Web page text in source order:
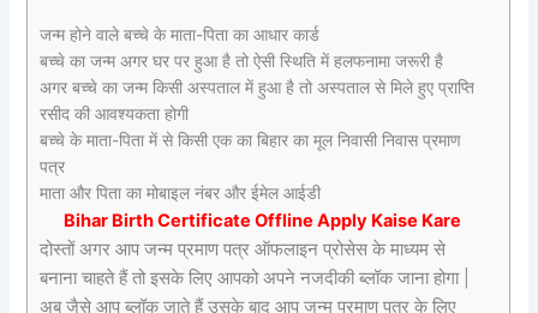
जन्म होने वाले बच्चे के माता-पिता का आधार कार्ड
बच्चे का जन्म अगर घर पर हुआ है तो ऐसी स्थिति में हलफनामा जरूरी है
अगर बच्चे का जन्म किसी अस्पताल में हुआ है तो अस्पताल से मिले हुए प्राप्ति
रसीद की आवश्यकता होगी
बच्चे के माता-पिता में से किसी एक का बिहार का मूल निवासी निवास प्रमाण
पत्र
माता और पिता का मोबाइल नंबर और ईमेल आईडी
Bihar Birth Certificate Offline Apply Kaise Kare
दोस्तों अगर आप जन्म प्रमाण पत्र ऑफलाइन प्रोसेस के माध्यम से
बनाना चाहते हैं तो इसके लिए आपको अपने नजदीकी ब्लॉक जाना होगा |
अब जैसे आप ब्लॉक जाते हैं उसके बाद आप जन्म प्रमाण पत्र के लिए